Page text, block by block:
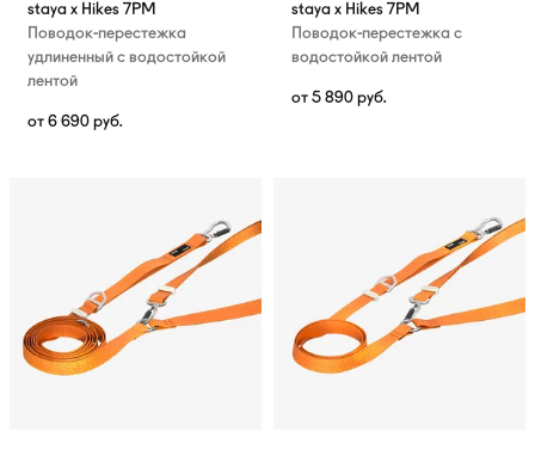
staya x Hikes 7PM
Поводок-перестежка
удлиненный с водостойкой
лентой
от 6 690 руб.
staya x Hikes 7PM
Поводок-перестежка с
водостойкой лентой
от 5 890 руб.